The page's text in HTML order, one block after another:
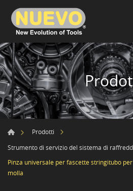
Prodotti
Strumento di servizio del sistema di
Pinza universale per fascette stringitubo
molla